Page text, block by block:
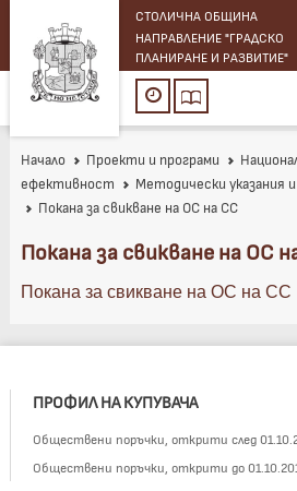
СТОЛИЧНА ОБЩИНА
НАПРАВЛЕНИЕ "ГРАДСКО
ПЛАНИРАНЕ И РАЗВИТИЕ"
Начало Проекти и програми
ефективност
Методически указания
Покана за свикване на ОС на СС
Покана за свикване на ОС
Покана за свикване на ОС на СС
ПРОФИЛ НА КУПУВАЧА
Обществени поръчки, открити след
Обществени поръчки, открити до